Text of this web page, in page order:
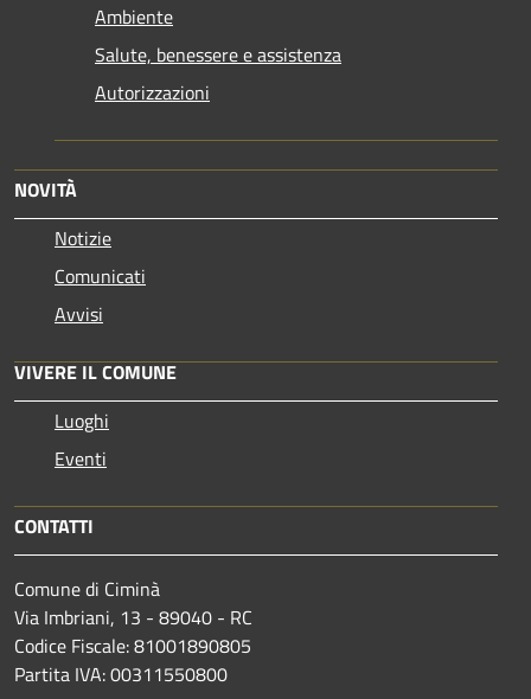
Ambiente
Salute, benessere e assistenza
Autorizzazioni
NOVITÀ
Notizie
Comunicati
Avvisi
VIVERE IL COMUNE
Luoghi
Eventi
CONTATTI
Comune di Ciminà
Via Imbriani, 13 - 89040 - RC
Codice Fiscale: 81001890805
Partita IVA: 00311550800